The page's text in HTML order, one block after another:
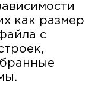
как размер
с